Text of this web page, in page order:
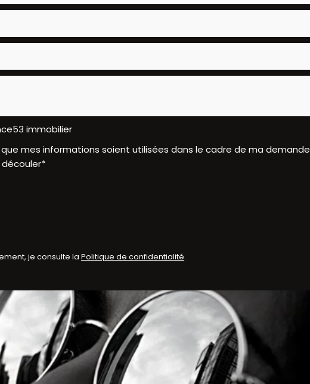
immobilier
mes informations soient utilisées dans le cadre de ma demande
je consulte la Politique de confidentialité.